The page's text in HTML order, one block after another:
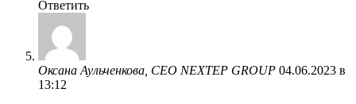
Ответить
Оксана Аульченкова, CEO NEXTEP GROUP 04.06.2023 в
13:12